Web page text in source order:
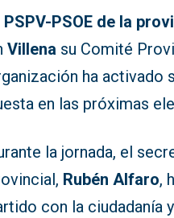
PSPV-PSOE de la
Villena su Comité
ha activado
en las próximas
la jornada, el
Rubén Alfaro,
con la